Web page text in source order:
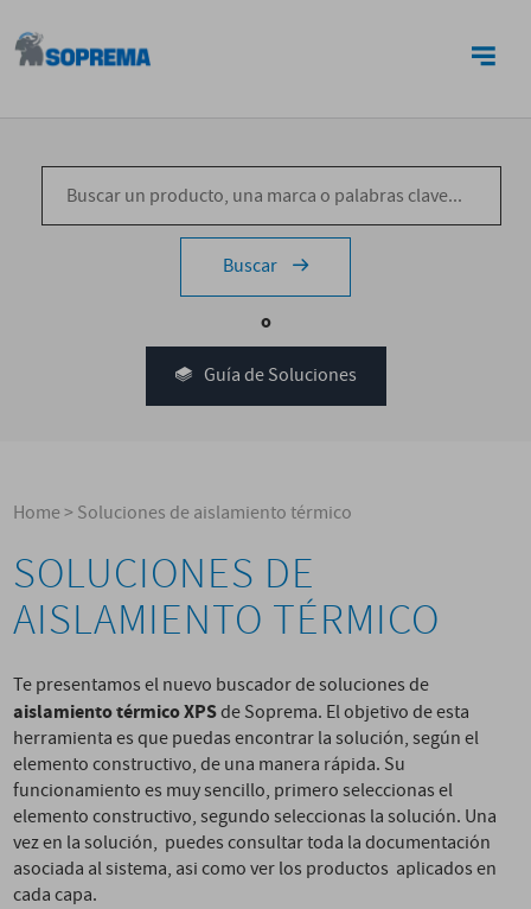
Buscar
o
Guía de Soluciones
Home>Soluciones de aislamiento térmico
SOLUCIONES DE
AISLAMIENTO TÉRMICO
Te presentamos el nuevo buscador de soluciones de
aislamiento térmico XPSde Soprema. El objetivo de esta
herramienta es que puedas encontrar la solución, según el
elemento constructivo, de una manera rápida. Su
funcionamiento es muy sencillo, primero seleccionas el
elemento constructivo, segundo seleccionas la solución. Una
vez en la solución, puedes consultar toda la documentación
asociada al sistema, asi como ver los productos aplicados en
cada capa.